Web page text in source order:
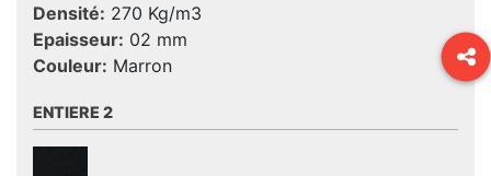
Densité: 270 Kg/m3
Epaisseur: 02 mm
Couleur: Marron
ENTIERE 2